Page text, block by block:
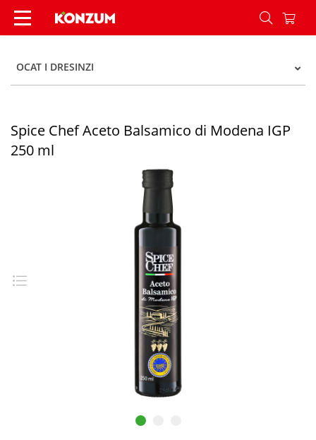
Spice Chef Aceto Balsamico di Modena IGP 250
OCAT I DRESINZI
Spice Chef Aceto Balsamico di Modena IGP
250 ml